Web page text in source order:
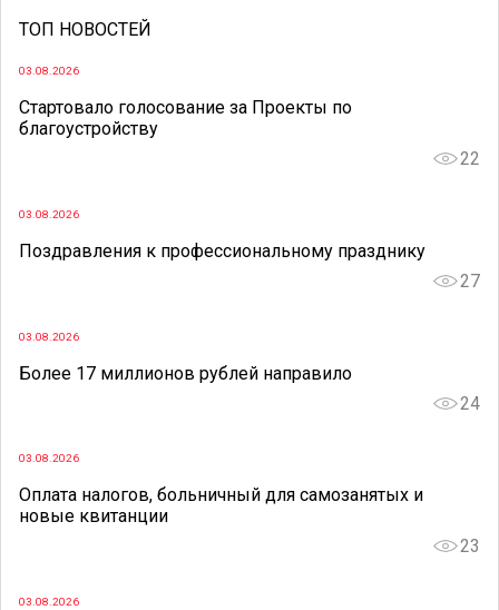
ТОП НОВОСТЕЙ
03.08.2026
Стартовало голосование за Проекты по
благоустройству
22
03.08.2026
Поздравления к профессиональному празднику
27
03.08.2026
Более 17 миллионов рублей направило
24
03.08.2026
Оплата налогов, больничный для самозанятых и
новые квитанции
23
03.08.2026